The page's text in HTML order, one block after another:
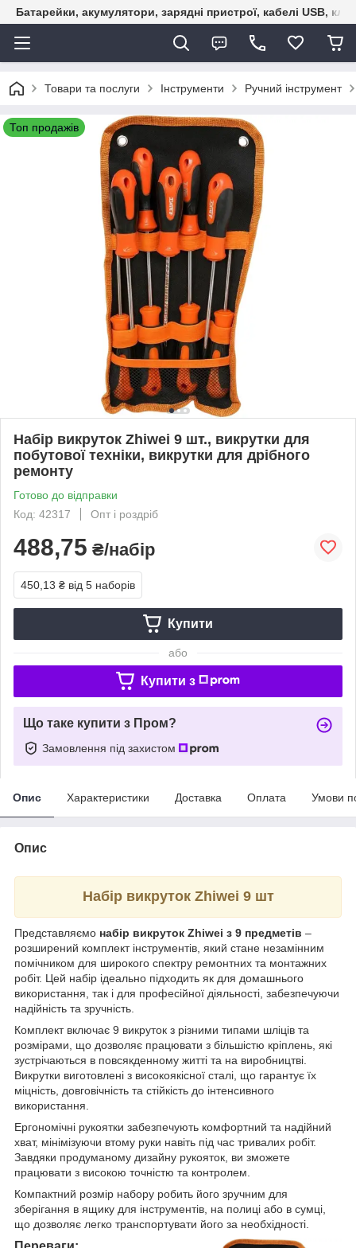
Батарейки, акумулятори, зарядні пристрої, кабелі USB,
Товари та послуги Інструменти Ручний інструмент
Топ продажів
Набір викруток Zhiwei 9 шт., викрутки для
побутової техніки, викрутки для дрібного
ремонту
Готово до відправки
Код: 42317
Опт і роздріб
488,75 ₴/набір
450,13 ₴ від 5 наборів
Купити
або
Купити з
Що таке купити з Пром?
Замовлення під захистом
Опис Характеристики Доставка Оплата Умови
Опис
Набір викруток Zhiwei 9 шт
Представляємо набір викруток Zhiwei з 9 предметів –
розширений комплект інструментів, який стане незамінним
помічником для широкого спектру ремонтних та монтажних
робіт. Цей набір ідеально підходить як для домашнього
використання, так і для професійної діяльності, забезпечуючи
надійність та зручність.
Комплект включає 9 викруток з різними типами шліців та
розмірами, що дозволяє працювати з більшістю кріплень, які
зустрічаються в повсякденному житті та на виробництві.
Викрутки виготовлені з високоякісної сталі, що гарантує їх
міцність, довговічність та стійкість до інтенсивного
використання.
Ергономічні рукоятки забезпечують комфортний та надійний
хват, мінімізуючи втому руки навіть під час тривалих робіт.
Завдяки продуманому дизайну рукояток, ви зможете
працювати з високою точністю та контролем.
Компактний розмір набору робить його зручним для
зберігання в ящику для інструментів, на полиці або в сумці,
що дозволяє легко транспортувати його за необхідності.